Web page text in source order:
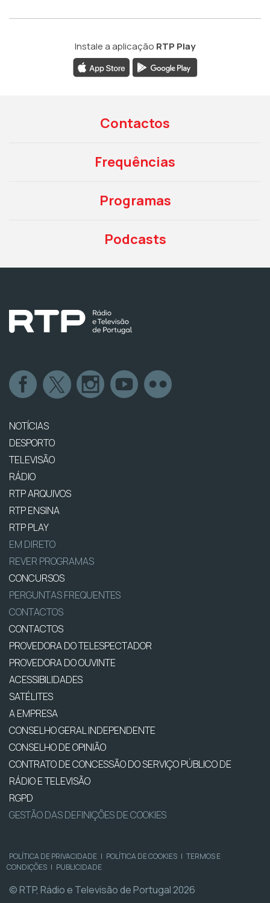
Instale a aplicação RTP Play
Contactos
Frequências
Programas
Podcasts
NOTÍCIAS
DESPORTO
TELEVISÃO
RÁDIO
RTP ARQUIVOS
RTP ENSINA
RTP PLAY
EM DIRETO
REVER PROGRAMAS
CONCURSOS
PERGUNTAS FREQUENTES
CONTACTOS
CONTACTOS
PROVEDORA DO TELESPECTADOR
PROVEDORA DO OUVINTE
ACESSIBILIDADES
SATÉLITES
A EMPRESA
CONSELHO GERAL INDEPENDENTE
CONSELHO DE OPINIÃO
CONTRATO DE CONCESSÃO DO SERVIÇO PÚBLICO DE
RÁDIO E TELEVISÃO
RGPD
GESTÃO DAS DEFINIÇÕES DE COOKIES
POLÍTICA DE PRIVACIDADE | POLÍTICA DE COOKIES | TERMOS E
CONDIÇÕES | PUBLICIDADE
© RTP, Rádio e Televisão de Portugal 2026